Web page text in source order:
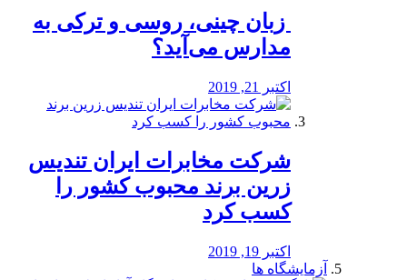
️ زبان چینی، روسی و ترکی به
مدارس می‌آید؟
اکتبر 21, 2019
شرکت مخابرات ایران تندیس
زرین برند محبوب کشور را
کسب کرد
اکتبر 19, 2019
آزمایشگاه ها